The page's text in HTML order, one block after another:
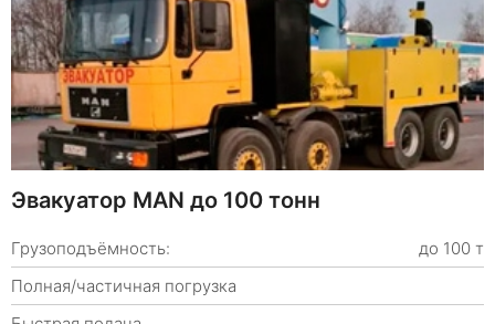
Эвакуатор MAN до 100 тонн
Грузоподъёмность:
до 100 т
Полная/частичная погрузка